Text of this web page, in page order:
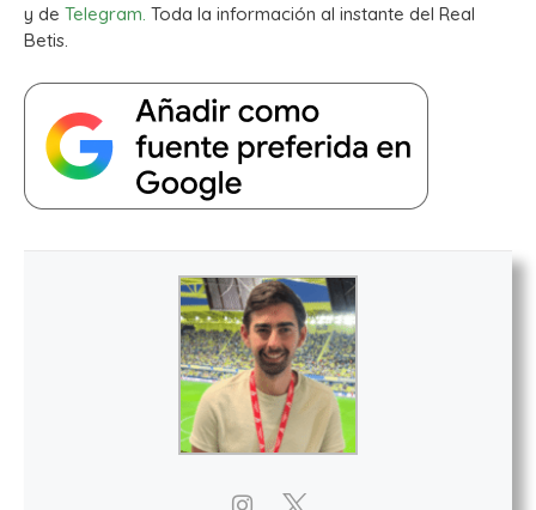
y de Telegram. Toda la información al instante del Real
Betis.